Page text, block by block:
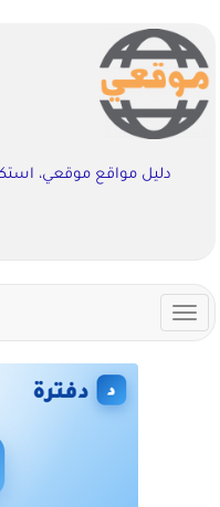
دليل مواقع موقعي،
Toggle
navigation